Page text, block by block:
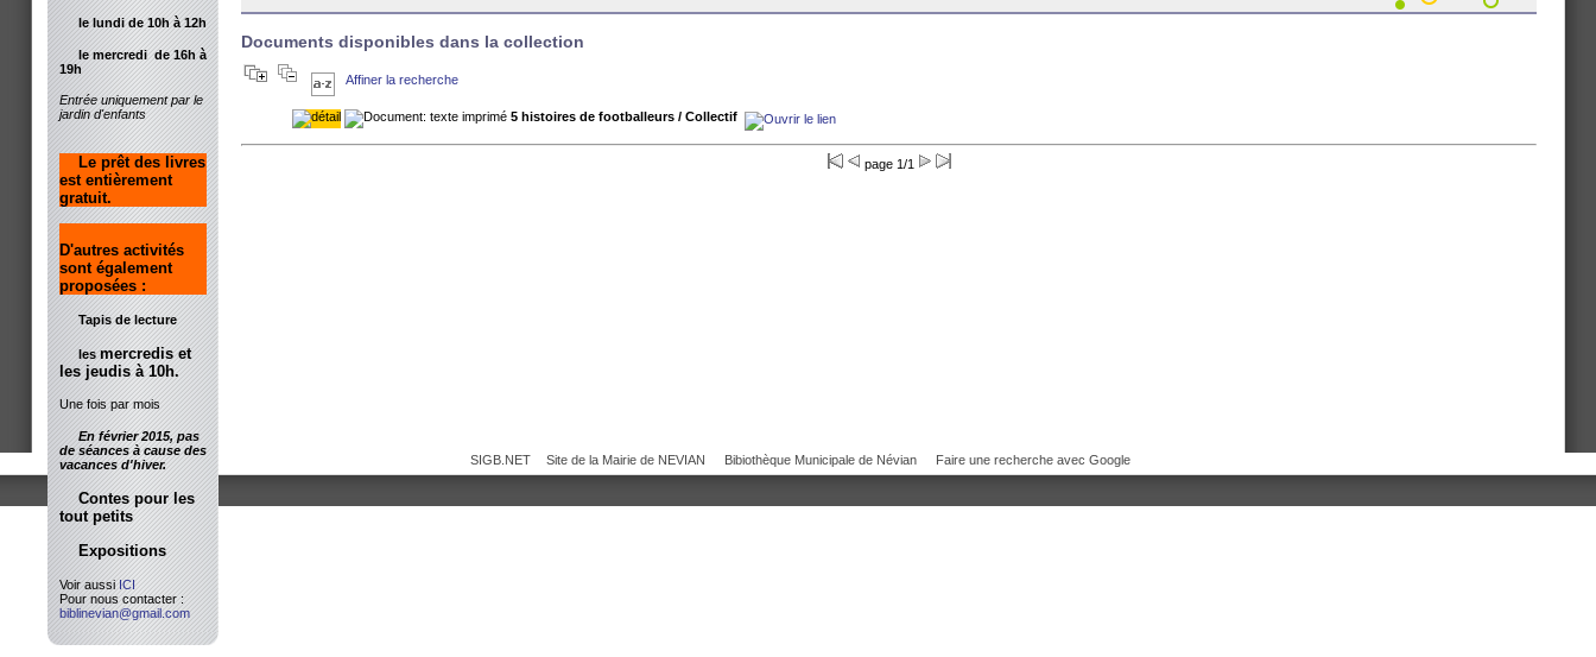
Documents disponibles dans la collection
Affiner la recherche
5 histoires de footballeurs / Collectif
page 1/1
SIGB.NET Site de la Mairie de NEVIAN Bibiothèque Municipale de Névian Faire une recherche avec Google
le lundi de 10h à 12h
le mercredi de 16h à
19h
Entrée uniquement par le
jardin d'enfants
Le prêt des livres
est entièrement
gratuit.
D'autres activités
sont également
proposées :
Tapis de lecture
lesmercredis et
les jeudis à 10h.
Une fois par mois
En février 2015, pas
de séances à cause des
vacances d'hiver.
Contes pour les
tout petits
Expositions
Voir aussiICI
Pour nous contacter :
biblinevian@gmail.com